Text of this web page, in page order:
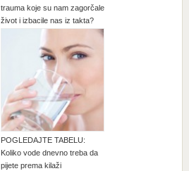
trauma koje su nam zagorčale
život i izbacile nas iz takta?
POGLEDAJTE TABELU:
Koliko vode dnevno treba da
pijete prema kilaži